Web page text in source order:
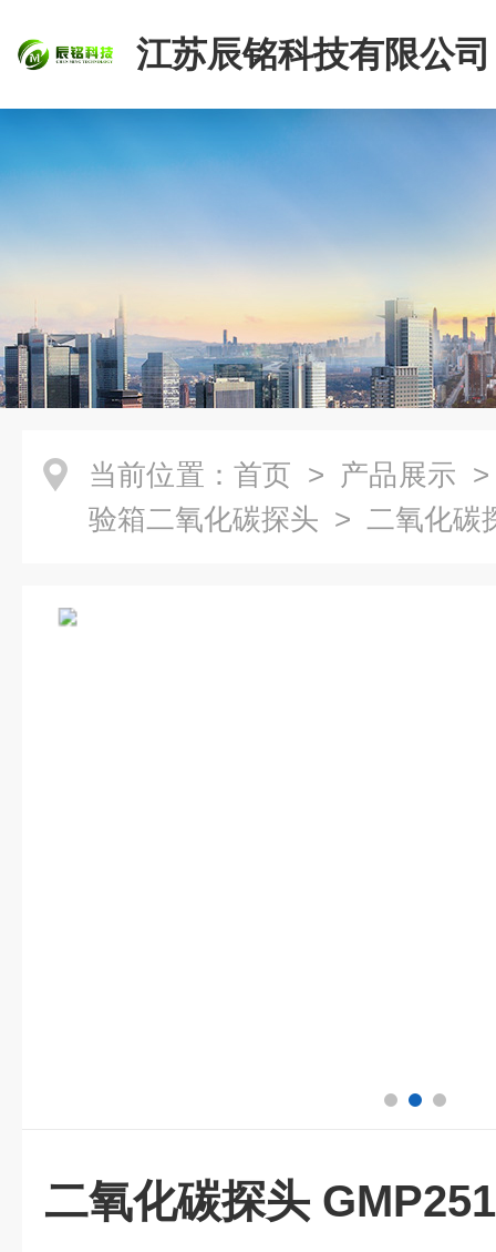
江苏辰铭科技有限公司
当前位置： 首页 > 产品展示
验箱二氧化碳探头
二氧化碳探头 GMP251